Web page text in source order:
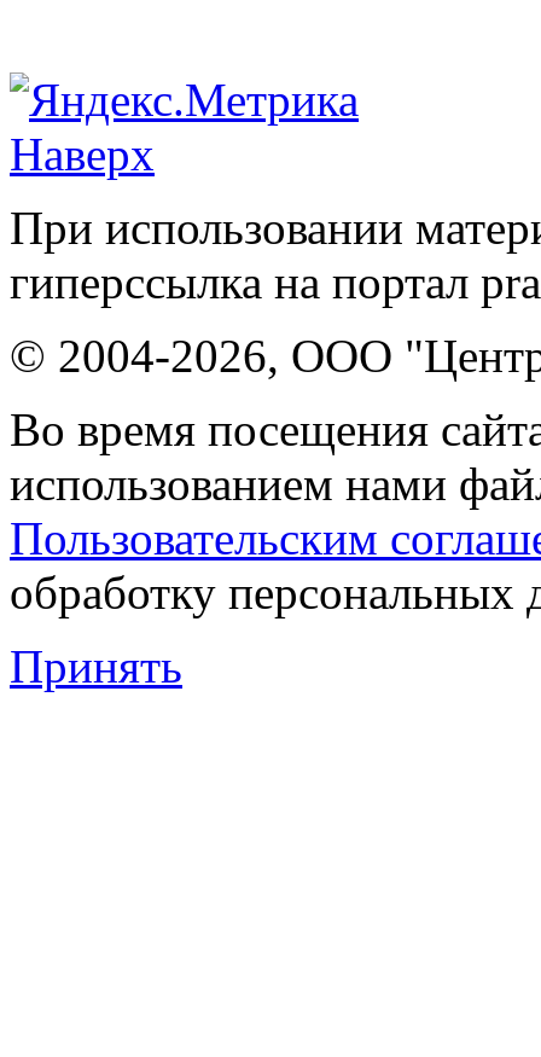
Наверх
При использовании
гиперссылка на портал
© 2004-2026, ООО "Центр
Во время посещения
использованием нами
Пользовательским
обработку персональных
Принять